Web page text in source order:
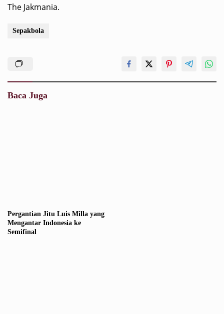
The Jakmania.
Sepakbola
Baca Juga
Pergantian Jitu Luis Milla yang
Mengantar Indonesia ke
Semifinal